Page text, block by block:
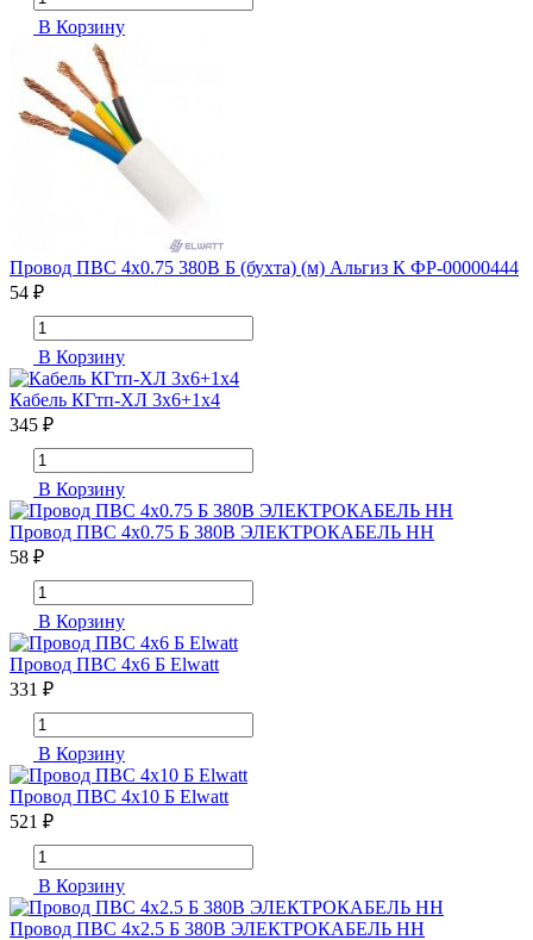
В Корзину
Провод ПВС 4х0.75 380В Б (бухта) (м) Альгиз К ФР-00000444
54 ₽
В Корзину
Кабель КГтп-ХЛ 3х6+1х4
345 ₽
В Корзину
Провод ПВС 4х0.75 Б 380В ЭЛЕКТРОКАБЕЛЬ НН
58 ₽
В Корзину
Провод ПВС 4х6 Б Elwatt
331 ₽
В Корзину
Провод ПВС 4х10 Б Elwatt
521 ₽
В Корзину
Провод ПВС 4х2.5 Б 380В ЭЛЕКТРОКАБЕЛЬ НН